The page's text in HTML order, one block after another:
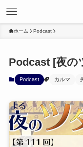
ホーム Podcast
Podcast [夜の
Podcast カルマ